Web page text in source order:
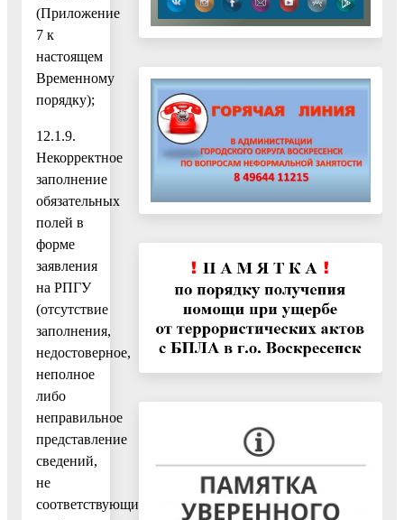
(Приложение
7 к
настоящем
Временному
порядку);
12.1.9.
Некорректное
заполнение
обязательных
полей в
форме
заявления
на РПГУ
(отсутствие
заполнения,
недостоверное,
неполное
либо
неправильное
представление
сведений,
не
соответствующих